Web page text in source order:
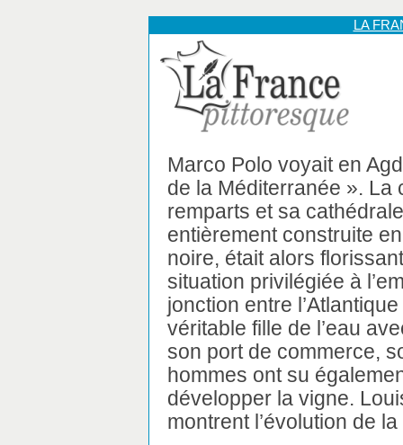
LA
Marco Polo voyait en
de la Méditerranée ». La
remparts et sa
entièrement construite
noire, était alors
situation privilégiée à
jonction entre
véritable fille de l’eau
son port de commerce,
hommes ont su
développer la vigne.
montrent l’évolution de